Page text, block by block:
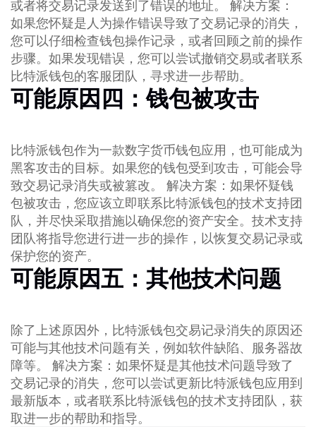
或者将交易记录发送到了错误的地址。 解决方案：
如果您怀疑是人为操作错误导致了交易记录的消失，
您可以仔细检查钱包操作记录，或者回顾之前的操作
步骤。如果发现错误，您可以尝试撤销交易或者联系
比特派钱包的客服团队，寻求进一步帮助。
可能原因四：钱包被攻击
比特派钱包作为一款数字货币钱包应用，也可能成为
黑客攻击的目标。如果您的钱包受到攻击，可能会导
致交易记录消失或被篡改。 解决方案：如果怀疑钱
包被攻击，您应该立即联系比特派钱包的技术支持团
队，并尽快采取措施以确保您的资产安全。技术支持
团队将指导您进行进一步的操作，以恢复交易记录或
保护您的资产。
可能原因五：其他技术问题
除了上述原因外，比特派钱包交易记录消失的原因还
可能与其他技术问题有关，例如软件缺陷、服务器故
障等。 解决方案：如果怀疑是其他技术问题导致了
交易记录的消失，您可以尝试更新比特派钱包应用到
最新版本，或者联系比特派钱包的技术支持团队，获
取进一步的帮助和指导。